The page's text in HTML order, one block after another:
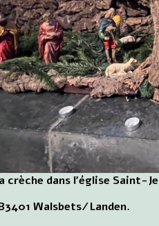
crèche dans l'église Saint-
Walsbets/Landen.